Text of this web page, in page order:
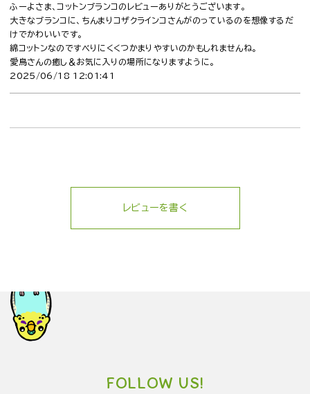
ふーよさま、コットンブランコのレビューありがとうございます。
大きなブランコに、ちんまりコザクラインコさんがのっているのを想像するだ
けでかわいいです。
綿コットンなのですべりにくくつかまりやすいのかもしれませんね。
愛鳥さんの癒し＆お気に入りの場所になりますように。
2025/06/18 12:01:41
レビューを書く
FOLLOW US!